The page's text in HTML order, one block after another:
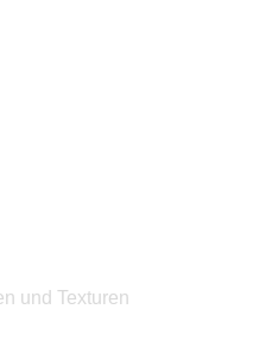
und Texturen